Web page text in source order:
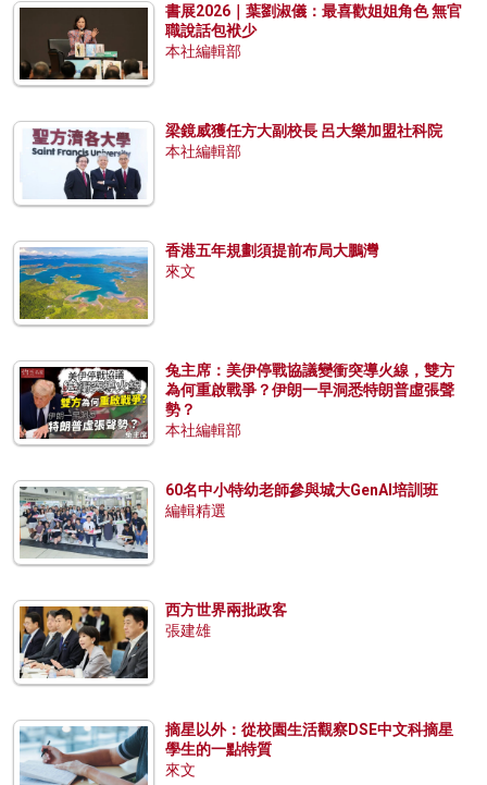
書展2026｜葉劉淑儀：最喜歡姐姐角色 無官
職說話包袱少
本社編輯部
梁鏡威獲任方大副校長 呂大樂加盟社科院
本社編輯部
香港五年規劃須提前布局大鵬灣
來文
兔主席：美伊停戰協議變衝突導火線，雙方
為何重啟戰爭？伊朗一早洞悉特朗普虛張聲
勢？
本社編輯部
60名中小特幼老師參與城大GenAI培訓班
編輯精選
西方世界兩批政客
張建雄
摘星以外：從校園生活觀察DSE中文科摘星
學生的一點特質
來文